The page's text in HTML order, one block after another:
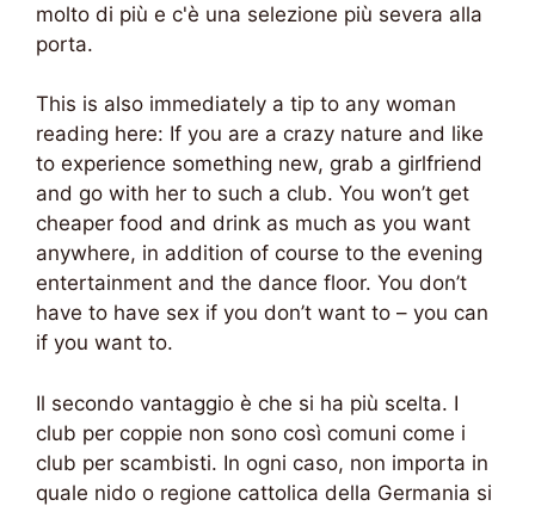
molto di più e c'è una selezione più severa alla
porta.
This is also immediately a tip to any woman
reading here: If you are a crazy nature and like
to experience something new, grab a girlfriend
and go with her to such a club. You won’t get
cheaper food and drink as much as you want
anywhere, in addition of course to the evening
entertainment and the dance floor. You don’t
have to have sex if you don’t want to – you can
if you want to.
Il secondo vantaggio è che si ha più scelta. I
club per coppie non sono così comuni come i
club per scambisti. In ogni caso, non importa in
quale nido o regione cattolica della Germania si